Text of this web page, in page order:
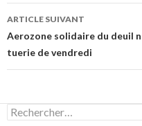
articles
ARTICLE SUIVANT
Aerozone solidaire du deuil
tuerie de vendredi
Rechercher :